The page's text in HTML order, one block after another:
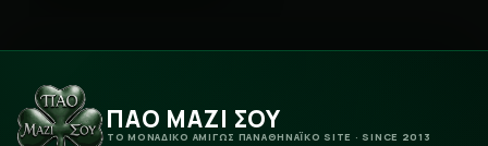
ΠΑΟ ΜΑΖΙ ΣΟΥ
ΤΟ ΜΟΝΑΔΙΚΟ ΑΜΙΓΩΣ ΠΑΝΑΘΗΝΑΪΚΟ SITE · SINCE 2013